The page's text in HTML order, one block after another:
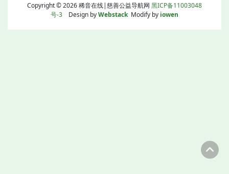
Copyright © 2026 稀音在线|慈善公益导航网 黑ICP备11003048
号-3 Design byWebstackModify by iowen